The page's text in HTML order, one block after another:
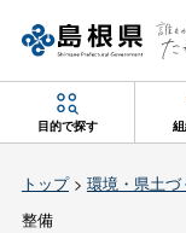
目的で探す
トップ> 環境・県土づ
整備